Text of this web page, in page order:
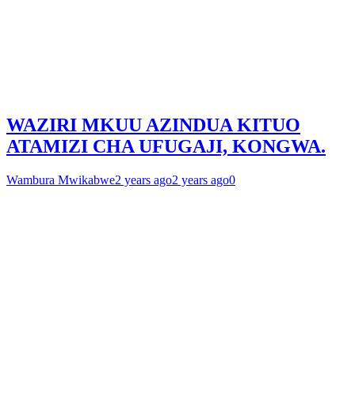
WAZIRI MKUU AZINDUA KITUO
ATAMIZI CHA UFUGAJI, KONGWA.
Wambura Mwikabwe2 years ago2 years ago0